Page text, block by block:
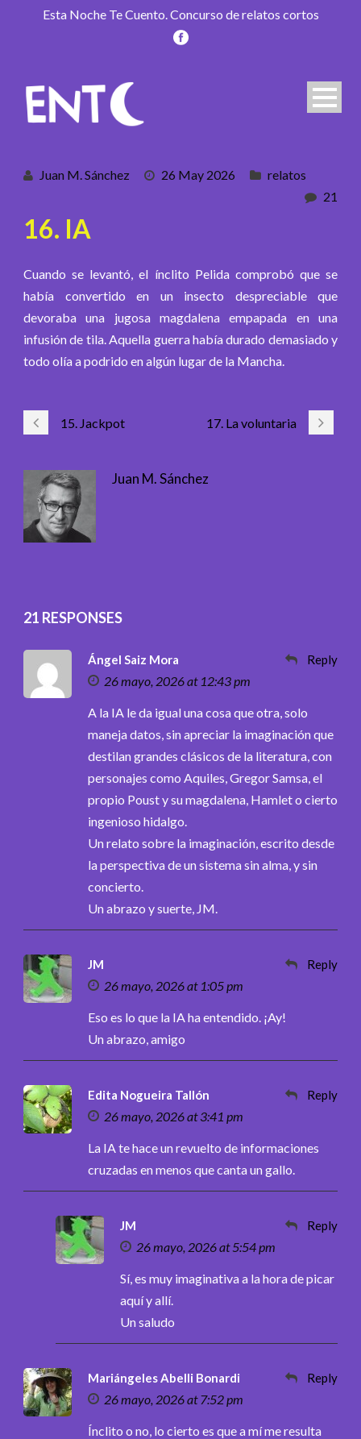
Esta Noche Te Cuento. Concurso de relatos cortos
Juan M. Sánchez 26 May 2026
relatos
21
16. IA
Cuando se levantó, el ínclito Pelida comprobó que se
había convertido en un insecto despreciable que
devoraba una jugosa magdalena empapada en una
infusión de tila. Aquella guerra había durado demasiado y
todo olía a podrido en algún lugar de la Mancha.
15. Jackpot 17. La voluntaria
Juan M. Sánchez
21 RESPONSES
Ángel Saiz Mora
26 mayo, 2026 at 12:43 pm
Reply
A la IA le da igual una cosa que otra, solo
maneja datos, sin apreciar la imaginación que
destilan grandes clásicos de la literatura, con
personajes como Aquiles, Gregor Samsa, el
propio Poust y su magdalena, Hamlet o cierto
ingenioso hidalgo.
Un relato sobre la imaginación, escrito desde
la perspectiva de un sistema sin alma, y sin
concierto.
Un abrazo y suerte, JM.
JM
26 mayo, 2026 at 1:05 pm
Reply
Eso es lo que la IA ha entendido. ¡Ay!
Un abrazo, amigo
Edita Nogueira Tallón
26 mayo, 2026 at 3:41 pm
Reply
La IA te hace un revuelto de informaciones
cruzadas en menos que canta un gallo.
JM
26 mayo, 2026 at 5:54 pm
Reply
Sí, es muy imaginativa a la hora de picar
aquí y allí.
Un saludo
Mariángeles Abelli Bonardi
26 mayo, 2026 at 7:52 pm
Reply
Ínclito o no, lo cierto es que a mí me resulta